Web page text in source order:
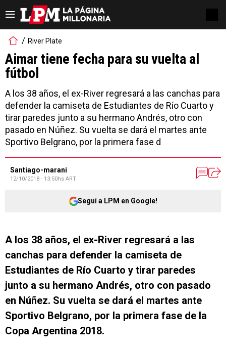
River Plate
Aimar tiene fecha para su vuelta al
fútbol
A los 38 años, el ex-River regresará a las canchas para
defender la camiseta de Estudiantes de Río Cuarto y
tirar paredes junto a su hermano Andrés, otro con
pasado en Núñez. Su vuelta se dará el martes ante
Sportivo Belgrano, por la primera fase d
Santiago-marani
12/10/2018 - 13:50hs ART
Seguí a LPM en Google!
A los 38 años, el ex-River regresará a las
canchas para defender la camiseta de
Estudiantes de Río Cuarto y tirar paredes
junto a su hermano Andrés, otro con pasado
en Núñez. Su vuelta se dará el martes ante
Sportivo Belgrano, por la primera fase de la
Copa Argentina 2018.